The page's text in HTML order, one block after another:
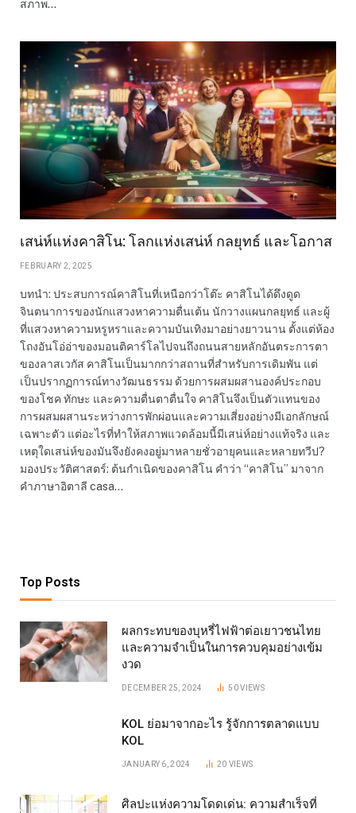
สภาพ…
เสน่ห์แห่งคาสิโน: โลกแห่งเสน่ห์ กลยุทธ์ และโอกาส
FEBRUARY 2, 2025
บทนำ: ประสบการณ์คาสิโนที่เหนือกว่าโต๊ะ คาสิโนได้ดึงดูด
จินตนาการของนักแสวงหาความตื่นเต้น นักวางแผนกลยุทธ์ และผู้
ที่แสวงหาความหรูหราและความบันเทิงมาอย่างยาวนาน ตั้งแต่ห้อง
โถงอันโอ่อ่าของมอนติคาร์โลไปจนถึงถนนสายหลักอันตระการตา
ของลาสเวกัส คาสิโนเป็นมากกว่าสถานที่สำหรับการเดิมพัน แต่
เป็นปรากฏการณ์ทางวัฒนธรรม ด้วยการผสมผสานองค์ประกอบ
ของโชค ทักษะ และความตื่นตาตื่นใจ คาสิโนจึงเป็นตัวแทนของ
การผสมผสานระหว่างการพักผ่อนและความเสี่ยงอย่างมีเอกลักษณ์
เฉพาะตัว แต่อะไรที่ทำให้สภาพแวดล้อมนี้มีเสน่ห์อย่างแท้จริง และ
เหตุใดเสน่ห์ของมันจึงยังคงอยู่มาหลายชั่วอายุคนและหลายทวีป?
มองประวัติศาสตร์: ต้นกำเนิดของคาสิโน คำว่า “คาสิโน” มาจาก
คำภาษาอิตาลี casa…
Top Posts
ผลกระทบของบุหรี่ไฟฟ้าต่อเยาวชนไทย
และความจำเป็นในการควบคุมอย่างเข้ม
งวด
DECEMBER 25, 2024 50VIEWS
KOL ย่อมาจากอะไร รู้จักการตลาดแบบ
KOL
JANUARY 6, 2024 20 VIEWS
ศิลปะแห่งความโดดเด่น: ความสำเร็จที่